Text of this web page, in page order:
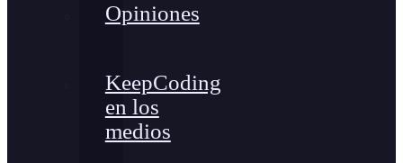
Opiniones
KeepCoding
en los
medios